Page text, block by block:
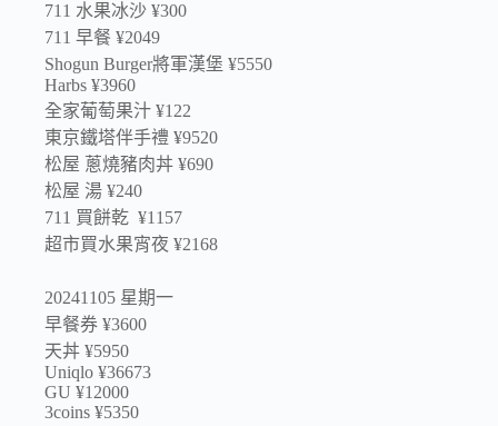
711 水果冰沙 ¥300
711 早餐 ¥2049
Shogun Burger將軍漢堡 ¥5550
Harbs ¥3960
全家葡萄果汁 ¥122
東京鐵塔伴手禮 ¥9520
松屋 蔥燒豬肉丼 ¥690
松屋 湯 ¥240
711 買餅乾 ¥1157
超市買水果宵夜 ¥2168
20241105 星期一
早餐券 ¥3600
天丼 ¥5950
Uniqlo ¥36673
GU ¥12000
3coins ¥5350